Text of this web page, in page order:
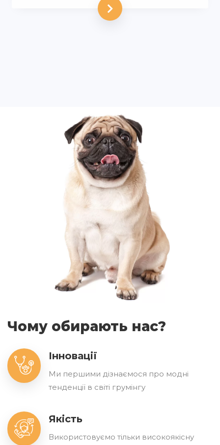
Чому обирають нас?
Інновації
Ми першими дізнаємося про модні
тенденції в світі грумінгу
Якість
Використовуємо тільки високоякісну